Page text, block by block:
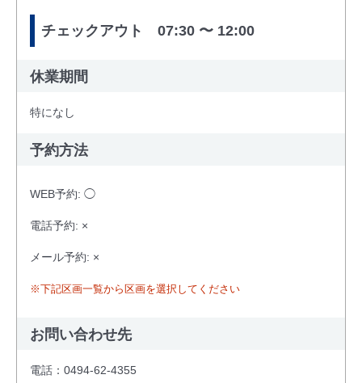
チェックアウト 07:30 〜 12:00
休業期間
特になし
予約方法
WEB予約: ◯
電話予約: ×
メール予約: ×
※下記区画一覧から区画を選択してください
お問い合わせ先
電話：0494-62-4355